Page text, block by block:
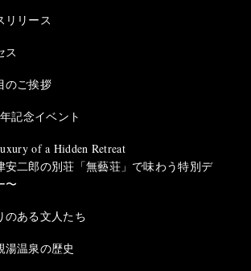
リリース
ス
のご挨拶
記念イベント
of a Hidden Retreat
安二郎の別荘「無藝荘」で味わう特別デ
〜
のある文人たち
湯温泉の歴史